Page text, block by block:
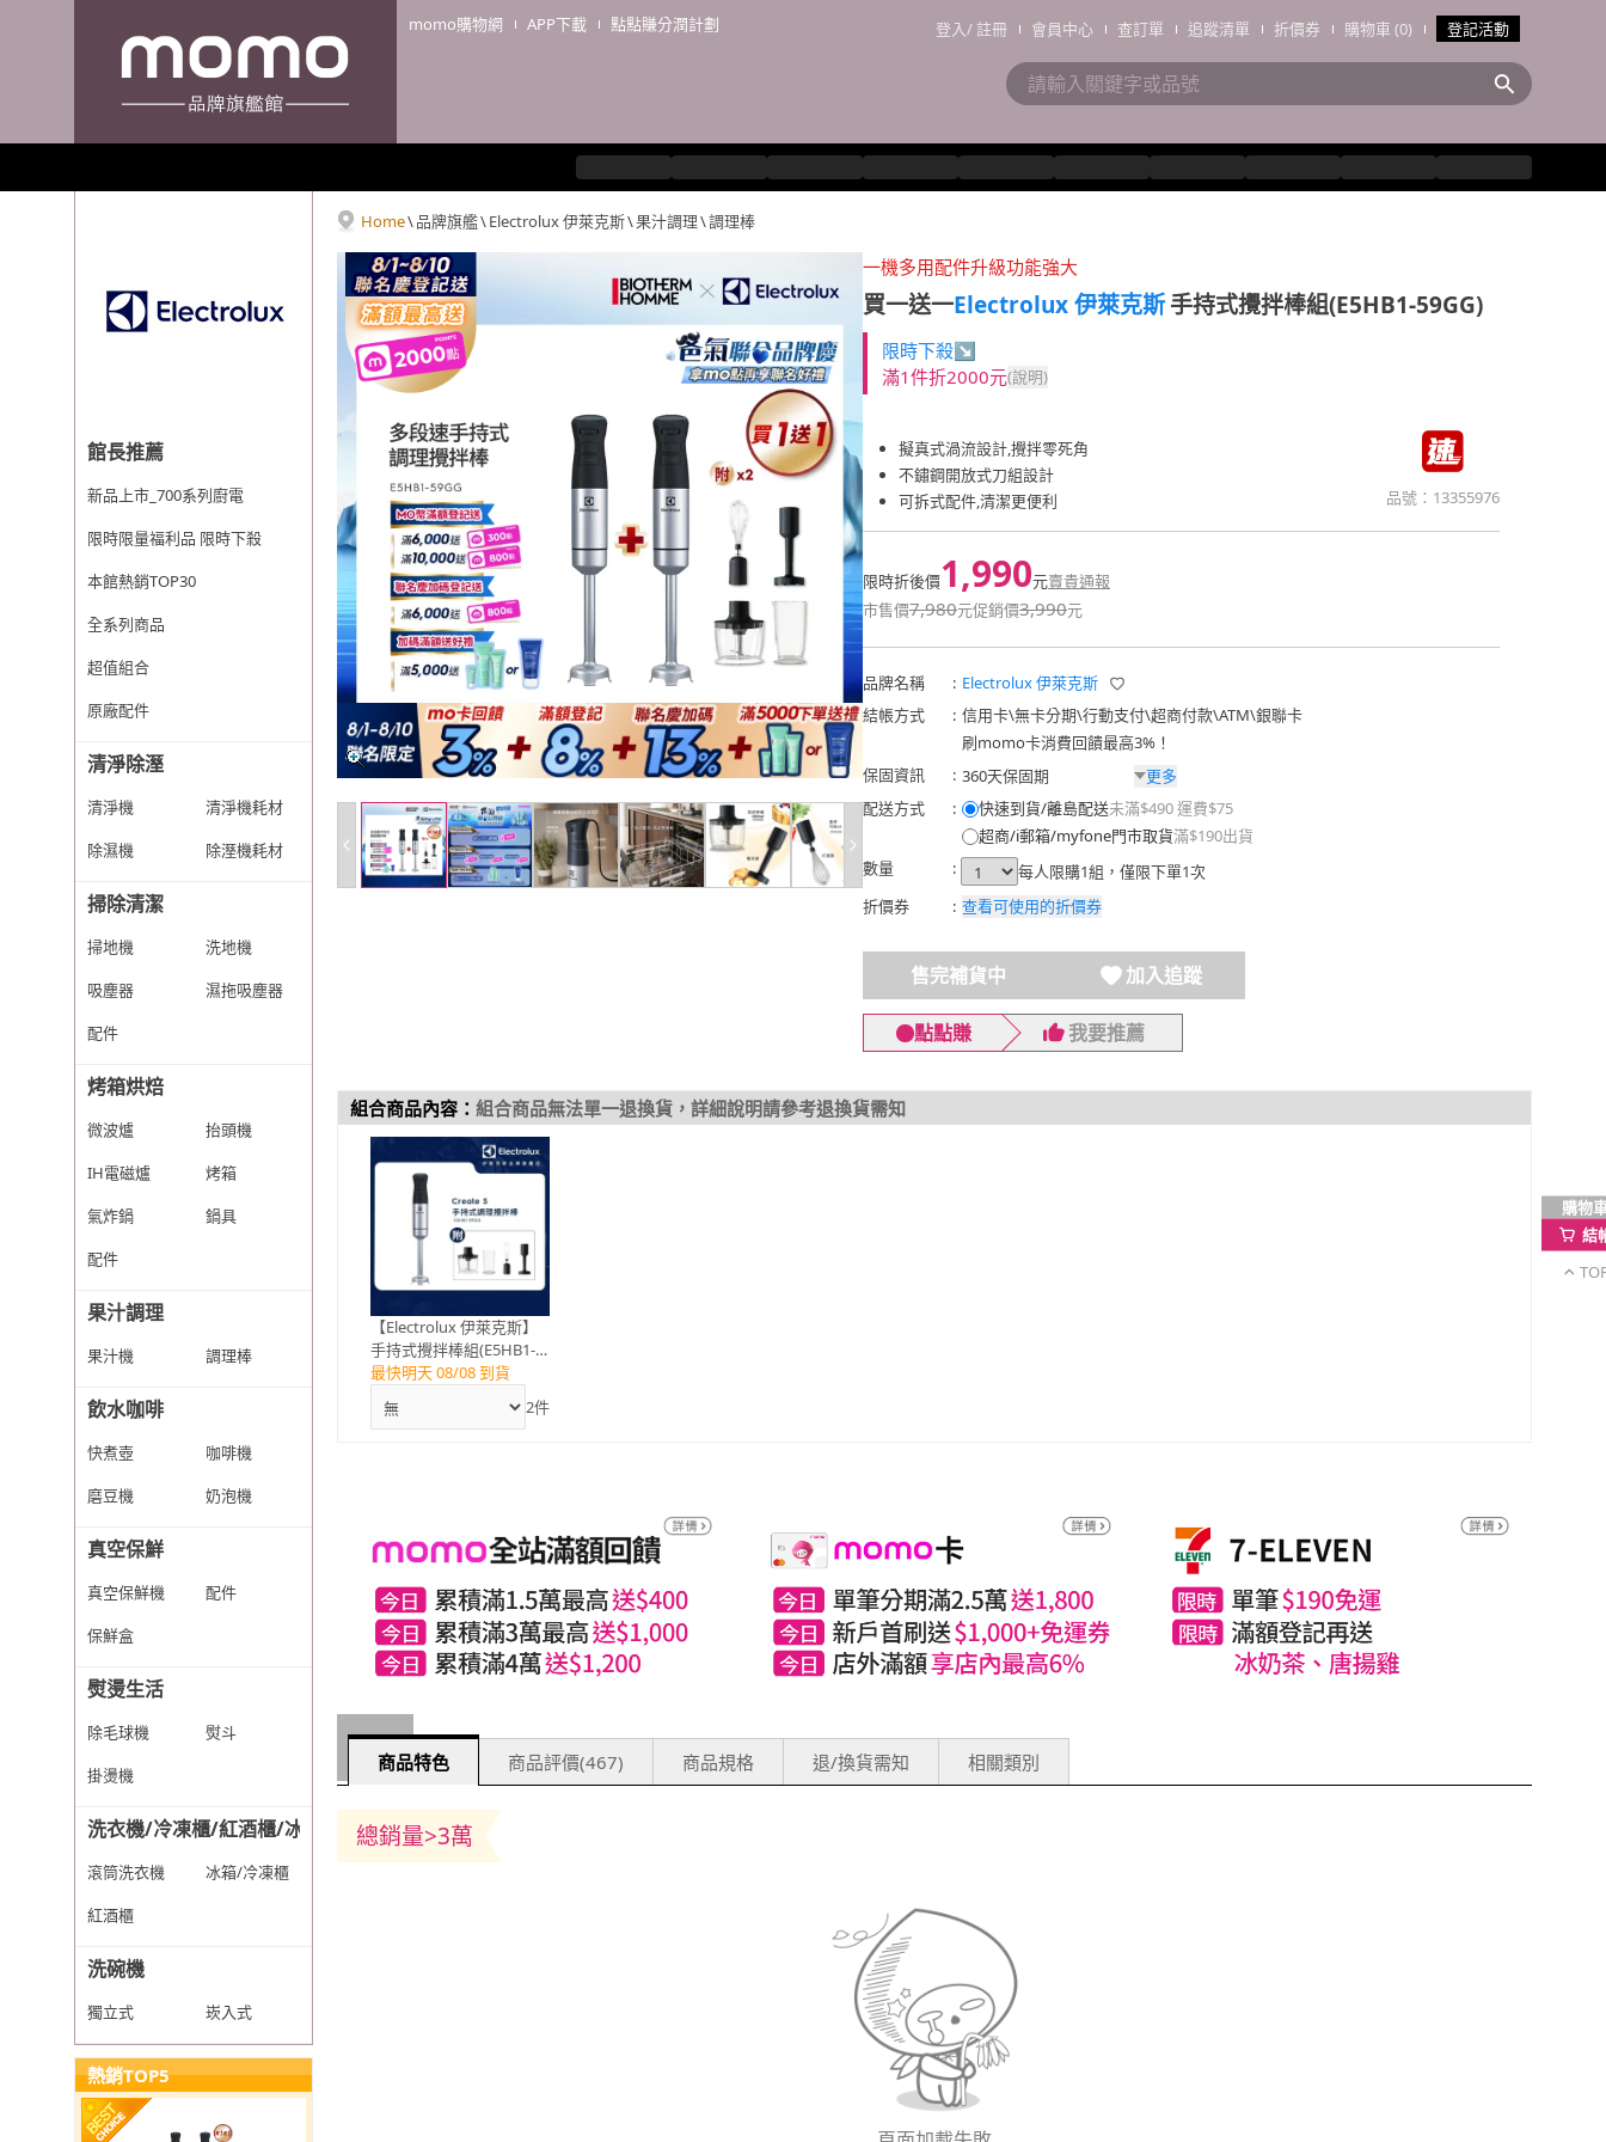
momo購物網 APP下載 點點賺分潤計劃 登入/註冊 會員中心 查訂單 追蹤清單 折價券 購物車 (0) 登記活動
館長推薦
新品上市_700系列廚電
限時限量福利品 限時下殺
本館熱銷TOP30
全系列商品
超值組合
原廠配件
清淨除溼
清淨機
清淨機耗材
除濕機
除溼機耗材
掃除清潔
掃地機
洗地機
吸塵器
濕拖吸塵器
配件
烤箱烘焙
微波爐
抬頭機
IH電磁爐
烤箱
氣炸鍋
鍋具
配件
果汁調理
果汁機 調理棒
飲水咖啡
快煮壺
咖啡機
磨豆機
奶泡機
真空保鮮
真空保鮮機
配件
保鮮盒
熨燙生活
除毛球機
熨斗
掛燙機
洗衣機/冷凍櫃/紅酒櫃/冰箱
滾筒洗衣機
冰箱/冷凍櫃
紅酒櫃
洗碗機
獨立式 崁入式
熱銷TOP5
Home\品牌旗艦\Electrolux 伊萊克斯\果汁調理\調理棒
一機多用配件升級功能強大
買一送一Electrolux 伊萊克斯手持式攪拌棒組(E5HB1-59GG)
限時下殺↘
滿1件折2000元(說明)
擬真式渦流設計,攪拌零死角
不鏽鋼開放式刀組設計
可拆式配件,清潔更便利
品號： 13355976
限時折後價1,990元賣貴通報
市售價7,980元促銷價3,990元
品牌名稱 : Electrolux 伊萊克斯
結帳方式
: 信用卡\無卡分期\行動支付\超商付款\ATM\銀聯卡
刷momo卡消費回饋最高3%！
保固資訊
: 360天保固期
更多
配送方式
: 快速到貨/離島配送未滿$490 運費$75
超商/i郵箱/myfone門市取貨滿$190出貨
數量
:
每人限購1組，僅限下單1次
折價券
: 查看可使用的折價券
售完補貨中 加入追蹤
點點賺 我要推薦
組合商品內容： 組合商品無法單一退換貨，詳細說明請參考退換貨需知
【Electrolux 伊萊克斯】
手持式攪拌棒組(E5HB1-
59GG)
最快明天 08/08 到貨
2件
商品特色 商品評價(467) 商品規格 退/換貨需知 相關類別
總銷量>3萬
購物
結